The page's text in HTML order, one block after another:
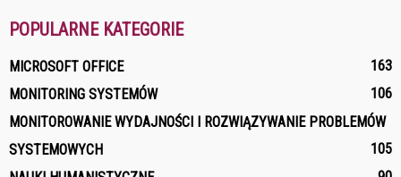
POPULARNE KATEGORIE
MICROSOFT OFFICE
163
MONITORING SYSTEMÓW
106
MONITOROWANIE WYDAJNOŚCI I ROZWIĄZYWANIE PROBLEMÓW
SYSTEMOWYCH
105